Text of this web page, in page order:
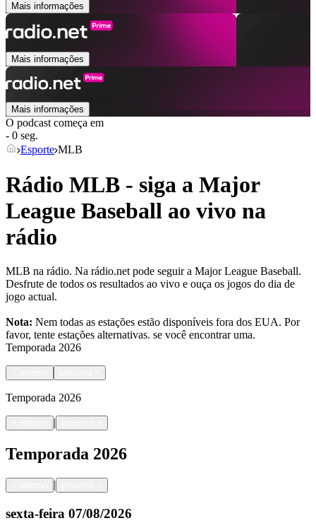
Mais informações
Mais informações
Mais informações
O podcast começa em
- 0 seg.
Esporte MLB
Rádio MLB - siga a Major
League Baseball ao vivo na
rádio
MLB na rádio. Na rádio.net pode seguir a Major League Baseball.
Desfrute de todos os resultados ao vivo e ouça os jogos do dia de
jogo actual.
Nota: Nem todas as estações estão disponíveis fora dos EUA. Por
favor, tente estações alternativas. se você encontrar uma.
Temporada 2026
Temporada 2026
|
Temporada 2026
|
sexta-feira 07/08/2026